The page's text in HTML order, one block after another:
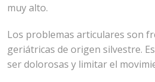
muy alto.
Los problemas articulares son
geriátricas de origen silvestre.
ser dolorosas y limitar el